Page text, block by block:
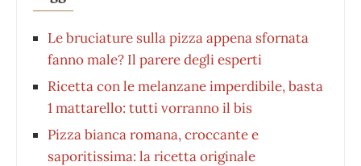
Le bruciature sulla pizza appena sfornata
fanno male? Il parere degli esperti
Ricetta con le melanzane imperdibile, basta
1 mattarello: tutti vorranno il bis
Pizza bianca romana, croccante e
saporitissima: la ricetta originale